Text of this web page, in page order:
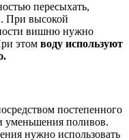
пересыхать,
При высокой
вишню нужно
этом воду используют
постепенного
уменьшения поливов.
нужно использовать